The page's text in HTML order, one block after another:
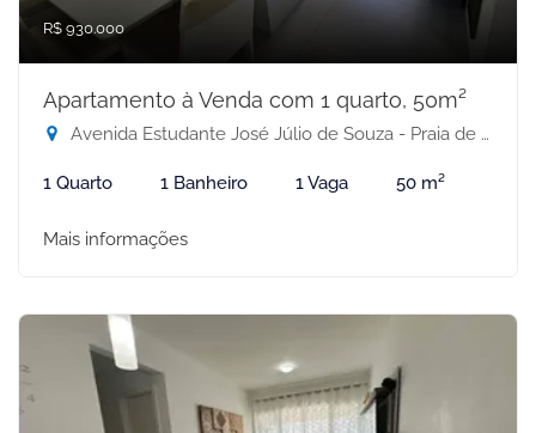
R$ 930.000
Apartamento à Venda com 1 quarto, 50m²
Avenida Estudante José Júlio de Souza - Praia de Itaparica, Vila Velha-ES
1 Quarto 1 Banheiro 1 Vaga 50 m²
Mais informações